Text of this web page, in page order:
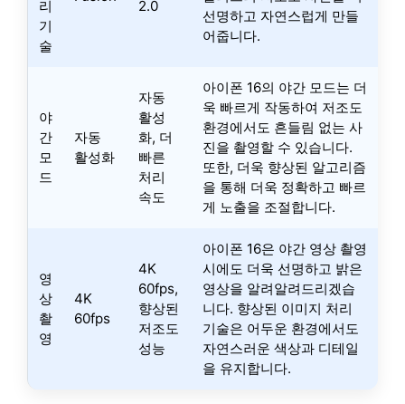
리
기
술
2.0
선명하고 자연스럽게 만들
어줍니다.
야
간
모
드
자동
활성화
자동
활성
화, 더
빠른
처리
속도
아이폰 16의 야간 모드는 더
욱 빠르게 작동하여 저조도
환경에서도 흔들림 없는 사
진을 촬영할 수 있습니다.
또한, 더욱 향상된 알고리즘
을 통해 더욱 정확하고 빠르
게 노출을 조절합니다.
영
상
촬
영
4K
60fps
4K
60fps,
향상된
저조도
성능
아이폰 16은 야간 영상 촬영
시에도 더욱 선명하고 밝은
영상을 알려알려드리겠습
니다. 향상된 이미지 처리
기술은 어두운 환경에서도
자연스러운 색상과 디테일
을 유지합니다.